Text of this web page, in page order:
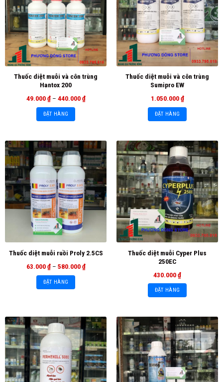
Thuốc diệt muỗi và côn trùng
Hantox 200
49.000₫ – 440.000₫
ĐẶT HÀNG
Thuốc diệt muỗi và côn trùng
Sumipro EW
1.050.000₫
ĐẶT HÀNG
Thuốc diệt muỗi ruồi Proly 2.5CS
63.000₫ – 580.000₫
ĐẶT HÀNG
Thuốc diệt muỗi Cyper Plus
250EC
430.000₫
ĐẶT HÀNG